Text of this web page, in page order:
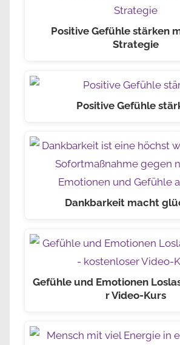
Positive Gefühle stärken
Strategie
Positive Gefühle
Dankbarkeit macht
Gefühle und Emotionen
r Video-Kurs